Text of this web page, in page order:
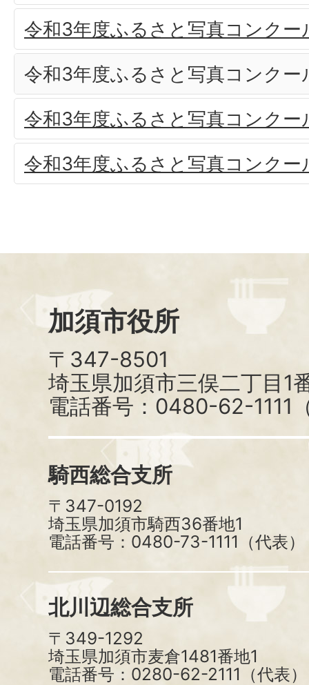
令和3年度ふるさと写真コンクー
令和3年度ふるさと写真コンクー
令和3年度ふるさと写真コンクー
令和3年度ふるさと写真コンクー
加須市役所
〒347-8501
埼玉県加須市三俣二丁目1
電話番号：0480-62-1111
騎西総合支所
〒347-0192
埼玉県加須市騎西36番地1
電話番号：0480-73-1111（代表）
北川辺総合支所
〒349-1292
埼玉県加須市麦倉1481番地1
電話番号：0280-62-2111（代表）